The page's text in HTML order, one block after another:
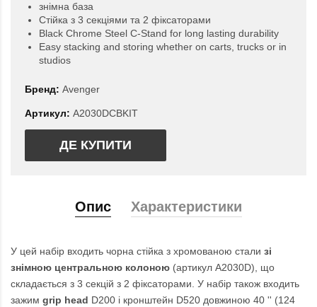
знімна база
Стійка з 3 секціями та 2 фіксаторами
Black Chrome Steel C-Stand for long lasting durability
Easy stacking and storing whether on carts, trucks or in
studios
Бренд: Avenger
Артикул: A2030DCBKIT
ДЕ КУПИТИ
Опис Характеристики
У цей набір входить чорна стійка з хромованою стали зі
знімною центральною колоною (артикул A2030D), що
складається з 3 секцій з 2 фіксаторами. У набір також входить
зажим grip head D200 і кронштейн D520 довжиною 40 '' (124